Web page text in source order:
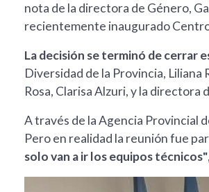
nota de la directora de Género,
recientemente inaugurado
La decisión se terminó de cerrar
Diversidad de la Provincia,
Rosa, Clarisa Alzuri, y la
A través de la Agencia Provincial
Pero en realidad la reunión fue
solo van a ir los equipos técnicos"